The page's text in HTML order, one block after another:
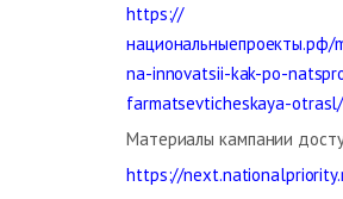
https://
na-innovatsii-kak-po-
farmatsevticheskaya-otrasl/
Материалы кампании
https://